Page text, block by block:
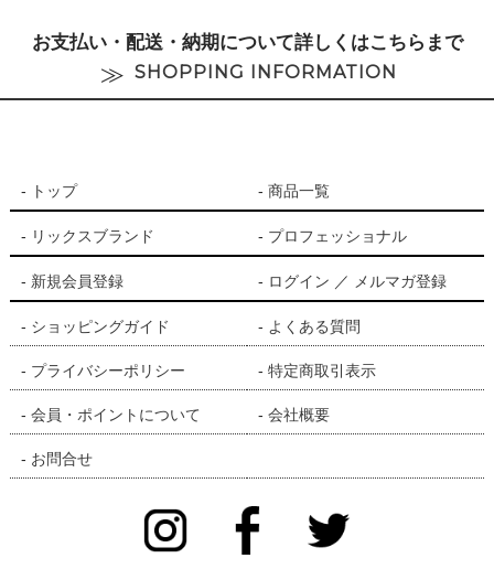
こんな方におすすめ
水仕事が多い方
主婦の方
手肌の乾燥が気になる方
毎日何度もシャンプーする方
サロンワークでのシャンプー
お支払い・配送・納期について詳しくはこちらまで
SHOPPING INFORMATION
トップ 商品一覧
リックスブランド プロフェッショナル
新規会員登録 ログイン ／ メルマガ登録
ショッピングガイド よくある質問
プライバシーポリシー 特定商取引表示
会員・ポイントについて 会社概要
お問合せ